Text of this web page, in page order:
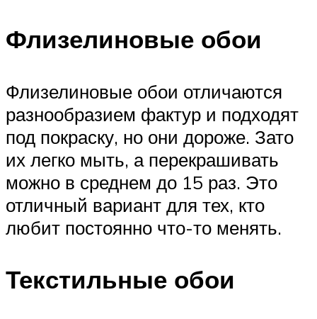
Флизелиновые обои
Флизелиновые обои отличаются
разнообразием фактур и подходят
под покраску, но они дороже. Зато
их легко мыть, а перекрашивать
можно в среднем до 15 раз. Это
отличный вариант для тех, кто
любит постоянно что-то менять.
Текстильные обои